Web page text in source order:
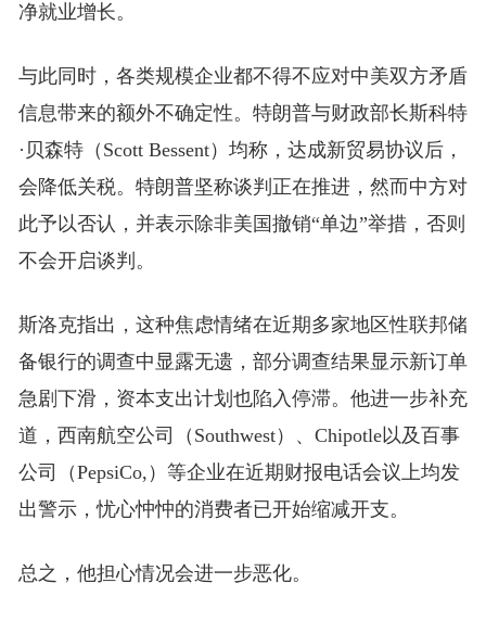
净就业增长。
与此同时，各类规模企业都不得不应对中美双方矛盾
信息带来的额外不确定性。特朗普与财政部长斯科特
·贝森特（Scott Bessent）均称，达成新贸易协议后，
会降低关税。特朗普坚称谈判正在推进，然而中方对
此予以否认，并表示除非美国撤销“单边”举措，否则
不会开启谈判。
斯洛克指出，这种焦虑情绪在近期多家地区性联邦储
备银行的调查中显露无遗，部分调查结果显示新订单
急剧下滑，资本支出计划也陷入停滞。他进一步补充
道，西南航空公司（Southwest）、Chipotle以及百事
公司（PepsiCo,）等企业在近期财报电话会议上均发
出警示，忧心忡忡的消费者已开始缩减开支。
总之，他担心情况会进一步恶化。